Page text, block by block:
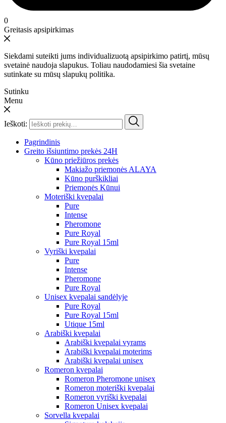
0
Greitasis apsipirkimas
Siekdami suteikti jums individualizuotą apsipirkimo patirtį, mūsų
svetainė naudoja slapukus. Toliau naudodamiesi šia svetaine
sutinkate su mūsų slapukų politika.
Sutinku
Menu
Ieškoti:
Pagrindinis
Greito išsiuntimo prekės 24H
Kūno priežiūros prekės
Makiažo priemonės ALAYA
Kūno purškikliai
Priemonės Kūnui
Moteriški kvepalai
Pure
Intense
Pheromone
Pure Royal
Pure Royal 15ml
Vyriški kvepalai
Pure
Intense
Pheromone
Pure Royal
Unisex kvepalai sandėlyje
Pure Royal
Pure Royal 15ml
Utique 15ml
Arabiški kvepalai
Arabiški kvepalai vyrams
Arabiški kvepalai moterims
Arabiški kvepalai unisex
Romeron kvepalai
Romeron Pheromone unisex
Romeron moteriški kvepalai
Romeron vyriški kvepalai
Romeron Unisex kvepalai
Sorvella kvepalai